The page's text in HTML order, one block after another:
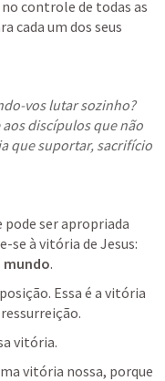
controle de todas as
cada um dos seus
vos lutar sozinho?
discípulos que não
que suportar, sacrifício
pode ser apropriada
mundo.
Essa é a vitória
vitória.
vitória nossa, porque